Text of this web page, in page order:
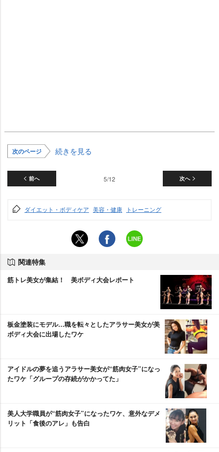
次のページ 続きを見る
前へ 次へ
5/12
ダイエット・ボディケア 美容・健康 トレーニング
関連特集
筋トレ美女が集結！ 美ボディ大会レポート
板金塗装にモデル…職を転々としたアラサー美女が美
ボディ大会に出場したワケ
アイドルの夢を追うアラサー美女が“筋肉女子”になっ
たワケ「グループの存続がかかってた」
美人大学職員が“筋肉女子”になったワケ、意外なデメ
リット「食後のアレ」も告白